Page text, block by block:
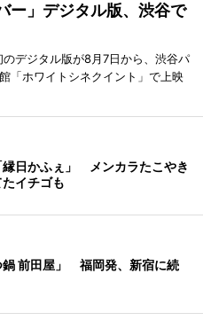
ー」デジタル版、渋谷で
デジタル版が8月7日から、渋谷パ
「ホワイトシネクイント」で上映
縁日かふぇ」 メンカラたこやき
イチゴも
鍋 前田屋」 福岡発、新宿に続